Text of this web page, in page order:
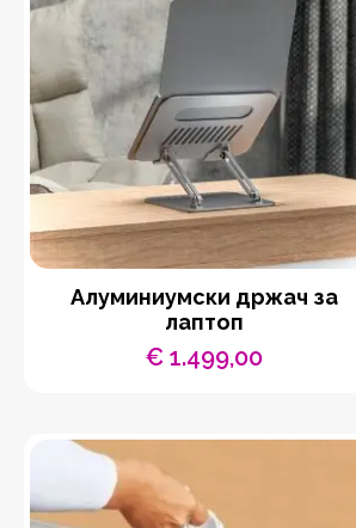
Aлуминиумски држач за
лаптоп
€1.499,00